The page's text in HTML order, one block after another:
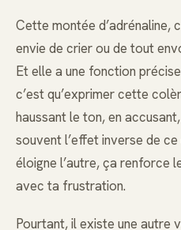
Cette montée d’adrénaline,
envie de crier ou de tout
Et elle a une fonction
c’est qu’exprimer cette
haussant le ton, en
souvent l’effet inverse de
éloigne l’autre, ça renforce
avec ta frustration.
Pourtant, il existe une autre